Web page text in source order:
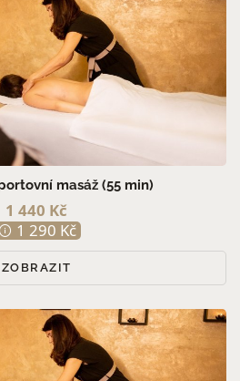
masáž (55 min)
1 440 Kč
1 290 Kč
ZOBRAZIT